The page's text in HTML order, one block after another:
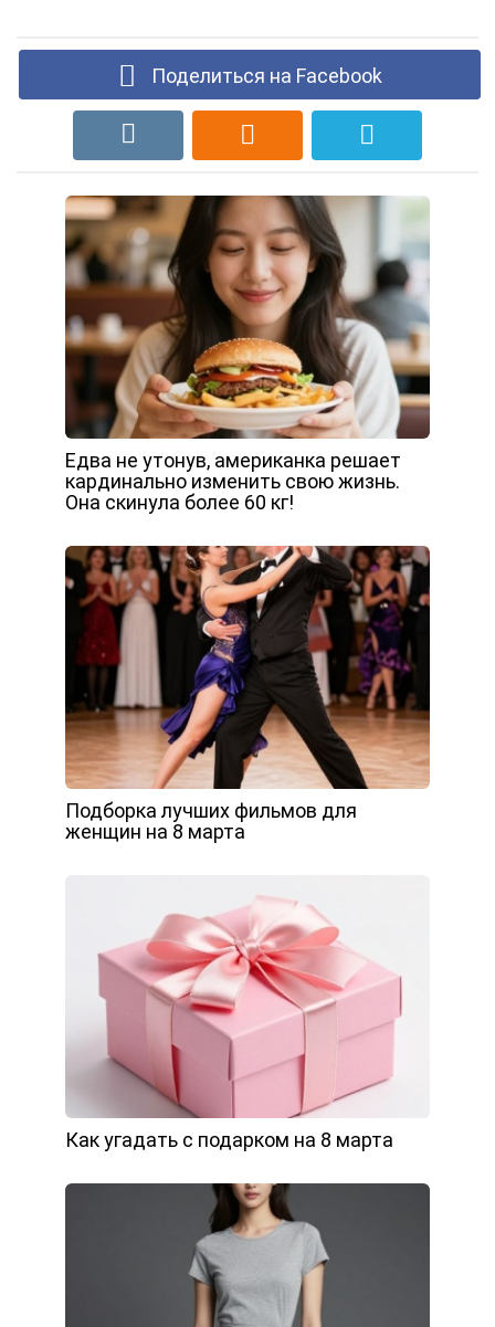
Поделиться на Facebook
Едва не утонув, американка решает
кардинально изменить свою жизнь.
Она скинула более 60 кг!
Подборка лучших фильмов для
женщин на 8 марта
Как угадать с подарком на 8 марта